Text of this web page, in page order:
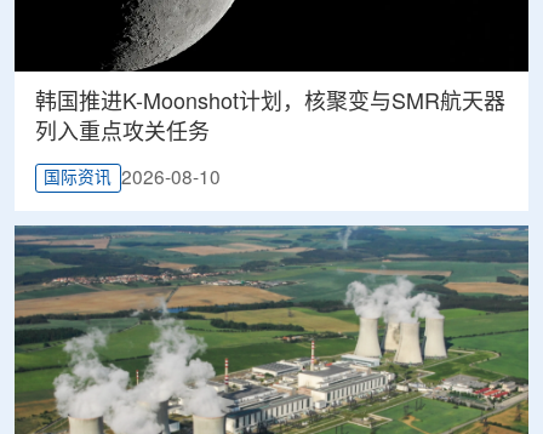
韩国推进K-Moonshot计划，核聚变与SMR航天器
列入重点攻关任务
国际资讯 2026-08-10